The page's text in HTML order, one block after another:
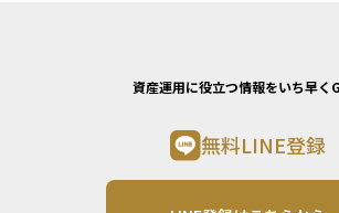
資産運用に役立つ情報をいち早く
無料LINE登録